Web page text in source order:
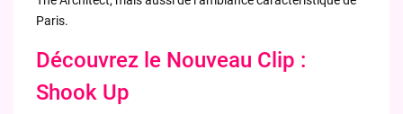
Paris.
Découvrez le Nouveau Clip :
Shook Up